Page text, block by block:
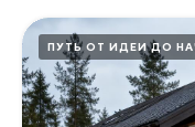
ПУТЬ ОТ ИДЕИ ДО